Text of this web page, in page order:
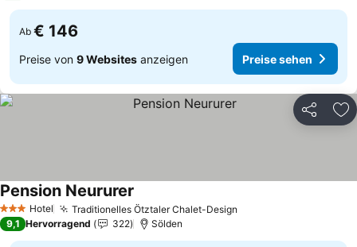
Ab € 146
Preise von 9 Websites anzeigen Preise sehen
Teilen
3 SterneHotel Traditionelles Ötztaler Chalet-Design
Pension Neururer
9,1 Hervorragend 322 Sölden